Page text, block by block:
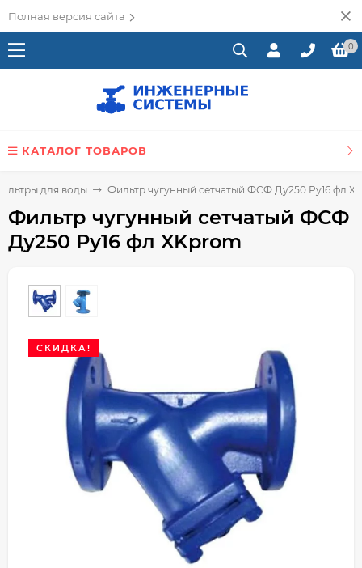
Полная версия сайта
0
КАТАЛОГ ТОВАРОВ
для воды Фильтр чугунный сетчатый ФСФ Ду250 Ру16 фл
Фильтр чугунный сетчатый ФСФ
Ду250 Ру16 фл XKprom
СКИДКА!